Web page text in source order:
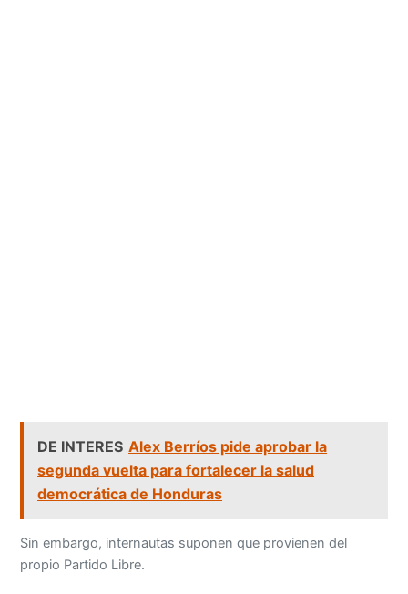
DE INTERES Alex Berríos pide aprobar la
segunda vuelta para fortalecer la salud
democrática de Honduras
Sin embargo, internautas suponen que provienen del
propio Partido Libre.